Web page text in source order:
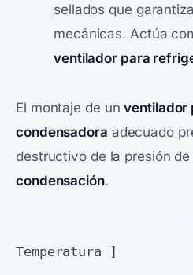
sellados que
mecánicas. Actúa
ventilador para
El montaje de unventilador
condensadora adecuado
destructivo de la presión
condensación.
Temperatura ]